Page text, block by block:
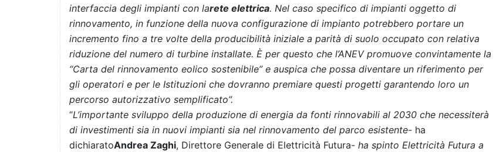
interfaccia degli impianti con larete elettrica. Nel caso specifico di impianti oggetto di
rinnovamento, in funzione della nuova configurazione di impianto potrebbero portare un
incremento fino a tre volte della producibilità iniziale a parità di suolo occupato con relativa
riduzione del numero di turbine installate. È per questo che l’ANEV promuove convintamente la
“Carta del rinnovamento eolico sostenibile” e auspica che possa diventare un riferimento per
gli operatori e per le Istituzioni che dovranno premiare questi progetti garantendo loro un
percorso autorizzativo semplificato”.
“L’importante sviluppo della produzione di energia da fonti rinnovabili al 2030 che necessiterà
di investimenti sia in nuovi impianti sia nel rinnovamento del parco esistente- ha
dichiaratoAndrea Zaghi, Direttore Generale di Elettricità Futura- ha spinto Elettricità Futura a